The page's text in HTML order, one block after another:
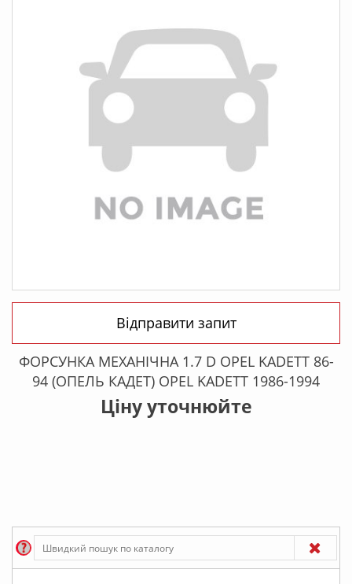
Відправити запит
ФОРСУНКА МЕХАНІЧНА 1.7 D OPEL KADETT 86-
94 (ОПЕЛЬ КАДЕТ) OPEL KADETT 1986-1994
Ціну уточнюйте